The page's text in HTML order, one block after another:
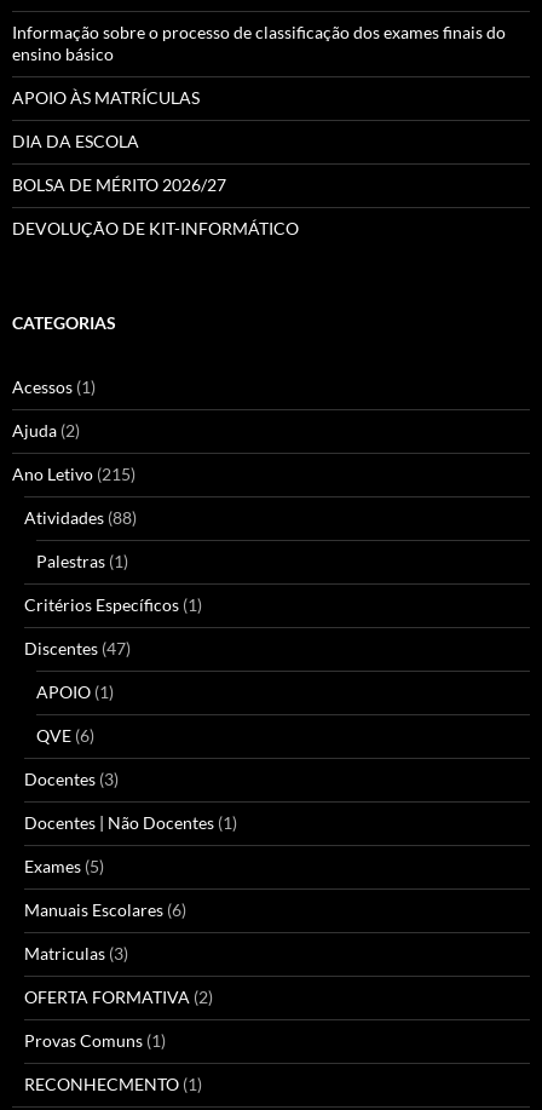
Informação sobre o processo de classificação dos exames finais do
ensino básico
APOIO ÀS MATRÍCULAS
DIA DA ESCOLA
BOLSA DE MÉRITO 2026/27
DEVOLUÇÃO DE KIT-INFORMÁTICO
CATEGORIAS
Acessos (1)
Ajuda (2)
Ano Letivo (215)
Atividades (88)
Palestras (1)
Critérios Específicos (1)
Discentes (47)
APOIO (1)
QVE (6)
Docentes (3)
Docentes | Não Docentes (1)
Exames (5)
Manuais Escolares (6)
Matriculas (3)
OFERTA FORMATIVA (2)
Provas Comuns (1)
RECONHECMENTO (1)